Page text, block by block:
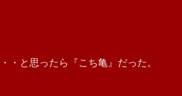
・と思ったら『こち亀』だった。